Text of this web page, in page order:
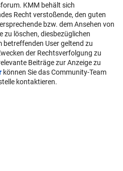
KMM behält sich
Recht verstoßende, den guten
bzw. dem Ansehen von
zu löschen, diesbezüglichen
betreffenden User geltend zu
der Rechtsverfolgung zu
Beiträge zur Anzeige zu
können Sie das Community-Team
kontaktieren.